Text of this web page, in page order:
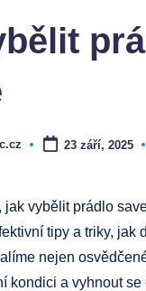
23 září, 2025
jak vybělit prádlo
tipy a triky,
nejen
kondici a vyhnout